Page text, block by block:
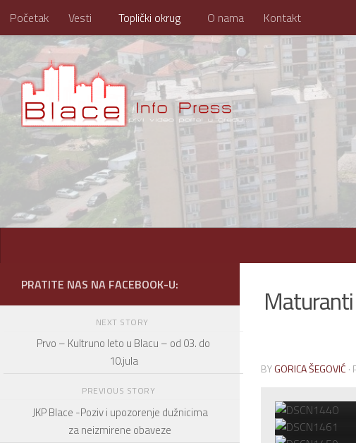
Skip to content
Početak Vesti Toplički okrug O nama Kontakt
BYGORICA ŠEGOVIĆ ·
PRATITE NAS NA FACEBOOK-U:
NEXT STORY
Prvo – Kultruno leto u Blacu – od 03. do
10.jula
PREVIOUS STORY
JKP Blace -Poziv i upozorenje dužnicima
za neizmirene obaveze